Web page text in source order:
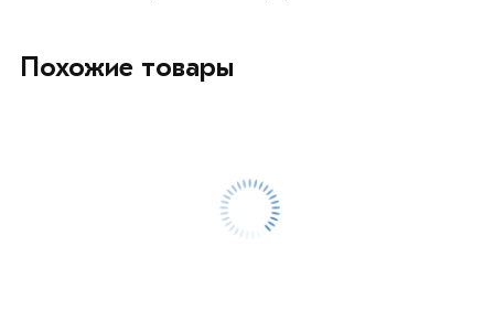
купленного товарa в течение 7 дней (наличие чека
Похожие товары